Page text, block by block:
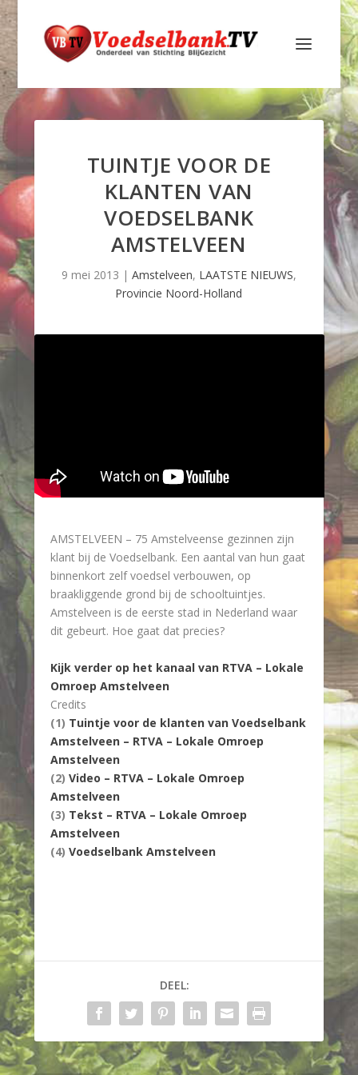
TUINTJE VOOR DE
KLANTEN VAN
VOEDSELBANK
AMSTELVEEN
9 mei 2013 | Amstelveen, LAATSTE NIEUWS,
Provincie Noord-Holland
AMSTELVEEN – 75 Amstelveense gezinnen zijn
klant bij de Voedselbank. Een aantal van hun gaat
binnenkort zelf voedsel verbouwen, op
braakliggende grond bij de schooltuintjes.
Amstelveen is de eerste stad in Nederland waar
dit gebeurt. Hoe gaat dat precies?
Kijk verder op het kanaal van RTVA – Lokale
Omroep Amstelveen
Credits
(1) Tuintje voor de klanten van Voedselbank
Amstelveen – RTVA – Lokale Omroep
Amstelveen
(2) Video – RTVA – Lokale Omroep
Amstelveen
(3) Tekst – RTVA – Lokale Omroep
Amstelveen
(4) Voedselbank Amstelveen
DEEL: